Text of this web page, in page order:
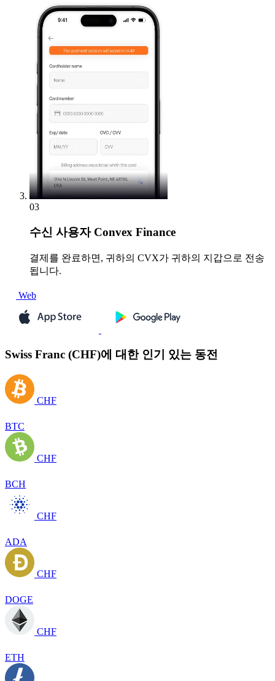
03
수신 사용자 Convex Finance
결제를 완료하면, 귀하의 CVX가 귀하의 지갑으로 전송
됩니다.
Web
Swiss Franc (CHF)에 대한 인기 있는 동전
CHF
BTC
CHF
BCH
CHF
ADA
CHF
DOGE
CHF
ETH